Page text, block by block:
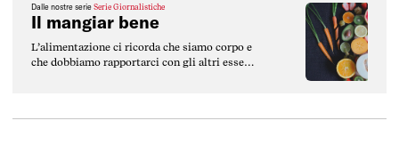
Dalle nostre serie Serie Giornalistiche
Il mangiar bene
L’alimentazione ci ricorda che siamo corpo e
che dobbiamo rapportarci con gli altri esseri